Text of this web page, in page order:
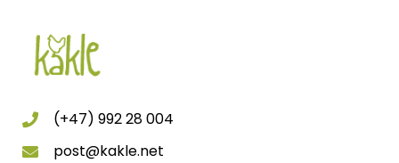
(+47) 992 28 004
post@kakle.net